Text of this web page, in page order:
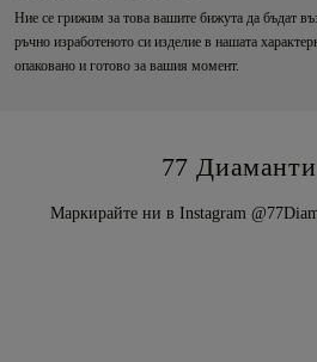
Ние се грижим за това вашите бижута да бъдат
ръчно изработеното си изделие в нашата
опаковано и готово за вашия момент.
77
Маркирайте ни в Instagram